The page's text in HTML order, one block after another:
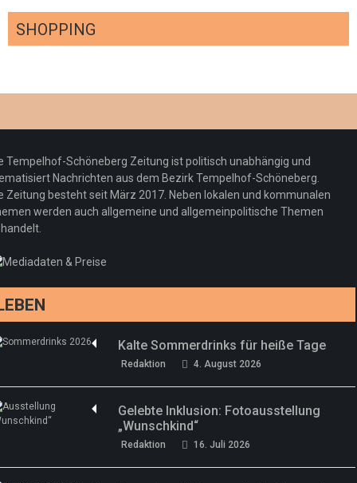
SHOPPING
Redaktion 23. Juli 2026
Pepe Jeans London mit Summer Sale und
neuer Kollektion
Redaktion 19. Juli 2026
Woher kommt der Honig? – Neue EU-
Regeln gelten 14. Juni
drei neue Specials zur Fußball-WM
Tempelhof-Schöneberg Zeitung ist politisch unabhängig und
Nachrichten aus dem Bezirk Tempelhof-Schöneberg.
Zeitung besteht seit März 2017. Neben lokalen und kommunalen
werden auch allgemeine und allgemeinpolitische Themen
Kalte Sommerdrinks für heiße Tage
Redaktion 4. August 2026
Gelebte Inklusion: Fotoausstellung
„Wunschkind“
Redaktion 16. Juli 2026